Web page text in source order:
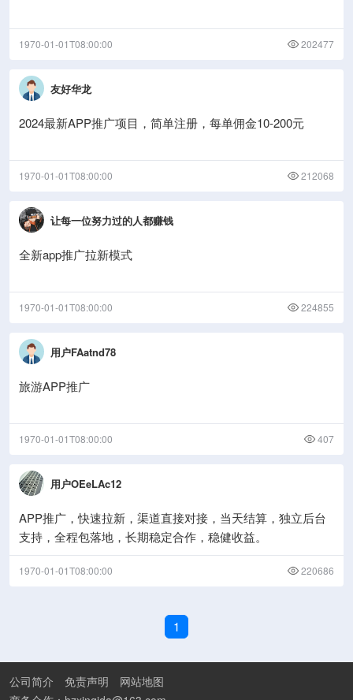
1970-01-01T08:00:00 202477
友好华龙
2024最新APP推广项目，简单注册，每单佣金10-200元
1970-01-01T08:00:00 212068
让每一位努力过的人都赚钱
全新app推广拉新模式
1970-01-01T08:00:00 224855
用户FAatnd78
旅游APP推广
1970-01-01T08:00:00 407
用户OEeLAc12
APP推广，快速拉新，渠道直接对接，当天结算，独立后台
支持，全程包落地，长期稳定合作，稳健收益。
1970-01-01T08:00:00 220686
1
公司简介 免责声明
网站地图